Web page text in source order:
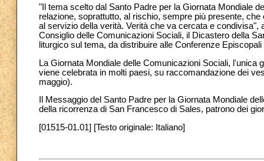
"Il tema scelto dal Santo Padre per la Giornata Mondiale
relazione, soprattutto, al rischio, sempre più presente,
al servizio della verità. Verità che va cercata e
Consiglio delle Comunicazioni Sociali, il Dicastero della
liturgico sul tema, da distribuire alle Conferenze
La Giornata Mondiale delle Comunicazioni Sociali, l'unica
viene celebrata in molti paesi, su raccomandazione dei
maggio).
Il Messaggio del Santo Padre per la Giornata Mondiale
della ricorrenza di San Francesco di Sales, patrono dei
[01515-01.01] [Testo originale: Italiano]